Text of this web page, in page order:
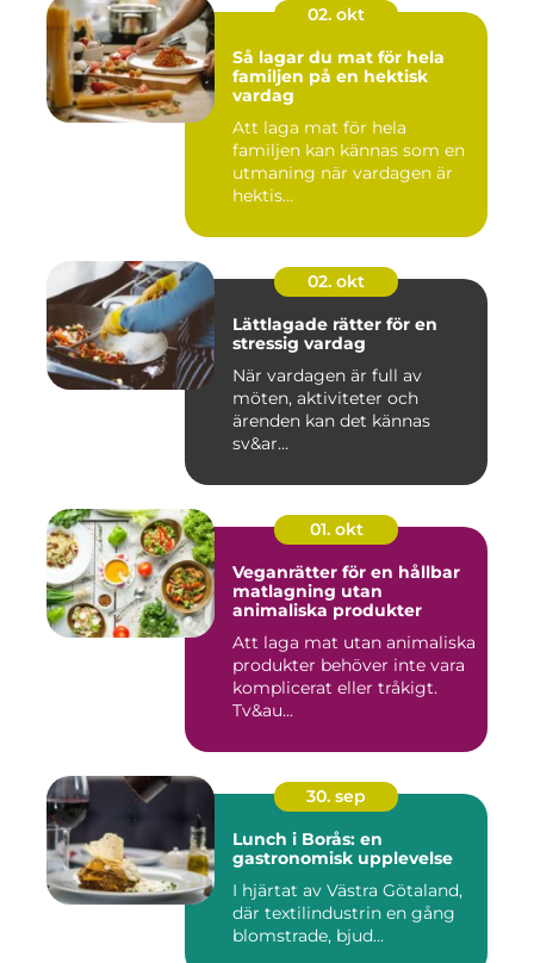
02. okt
Så lagar du mat för hela
familjen på en hektisk
vardag
Att laga mat för hela
familjen kan kännas som en
utmaning när vardagen är
hektis...
02. okt
Lättlagade rätter för en
stressig vardag
När vardagen är full av
möten, aktiviteter och
ärenden kan det kännas
sv&ar...
01. okt
Veganrätter för en hållbar
matlagning utan
animaliska produkter
Att laga mat utan animaliska
produkter behöver inte vara
komplicerat eller tråkigt.
Tv&au...
30. sep
Lunch i Borås: en
gastronomisk upplevelse
I hjärtat av Västra Götaland,
där textilindustrin en gång
blomstrade, bjud...